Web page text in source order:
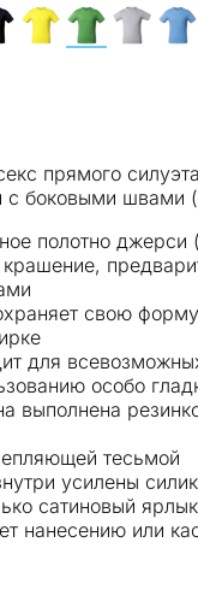
прямого
с боковыми швами
полотно джерси
свою
для
особо
выполнена
тесьмой
усилены
сатиновый
нанесению или